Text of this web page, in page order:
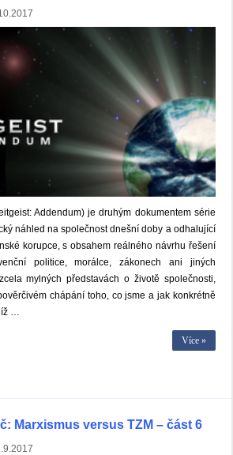
Addendum) je druhým dokumentem série
náhled na společnost dnešní doby a odhalující
korupce, s obsahem reálného návrhu řešení
politice, morálce, zákonech ani jiných
mylných představách o životě společnosti,
chápání toho, co jsme a jak konkrétně
…
Více »
Marxismus versus TZM – část 6